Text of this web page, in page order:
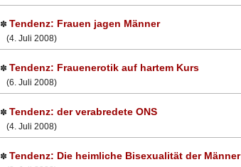
✽ Tendenz: Frauen jagen Männer
(4. Juli 2008)
✽ Tendenz: Frauenerotik auf hartem Kurs
(6. Juli 2008)
✽ Tendenz: der verabredete ONS
(4. Juli 2008)
✽ Tendenz: Die heimliche Bisexualität der Männer